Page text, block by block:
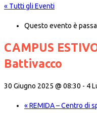
« Tutti gli Eventi
Questo evento è
CAMPUS
Battivacco
30 Giugno 2025 @ 08:30 - 4
«REMIDA – Centro di